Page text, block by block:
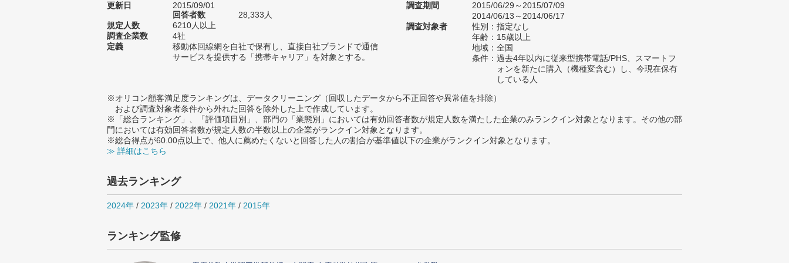
更新日
2015/09/01
回答者数
28,333人
規定人数
6210人以上
調査企業数
4社
定義
移動体回線網を自社で保有し、直接自社ブランドで通信
サービスを提供する「携帯キャリア」を対象とする。
調査期間
2015/06/29～2015/07/09
2014/06/13～2014/06/17
調査対象者
性別：指定なし
年齢：15歳以上
地域：全国
条件：過去4年以内に従来型携帯電話/PHS、スマートフ
ォンを新たに購入（機種変含む）し、今現在保有
している人
※オリコン顧客満足度ランキングは、データクリーニング（回収したデータから不正回答や異常値を排除）
および調査対象者条件から外れた回答を除外した上で作成しています。
※「総合ランキング」、「評価項目別」、部門の「業態別」においては有効回答者数が規定人数を満たした企業のみランクイン対象となります。その他の部
門においては有効回答者数が規定人数の半数以上の企業がランクイン対象となります。
※総合得点が60.00点以上で、他人に薦めたくないと回答した人の割合が基準値以下の企業がランクイン対象となります。
≫ 詳細はこちら
過去ランキング
2024年 / 2023年 / 2022年 / 2021年 / 2015年
ランキング監修